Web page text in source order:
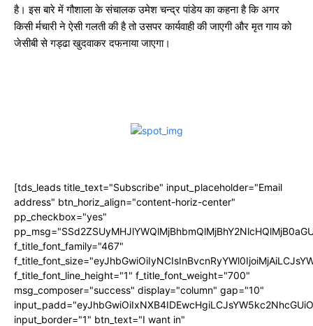
है। इस बारे में गौशाला के संचालक उमेश चन्द्र पांडेय का कहना है कि अगर
किसी र्मचारी ने ऐसी गलती की है तो उसपर कार्यवाही की जाएगी और मृत गाय को
जेसीबी से गड्ढा खुदवाकर दफनाया जाएगा।
[tds_leads title_text="Subscribe" input_placeholder="Email
address" btn_horiz_align="content-horiz-center"
pp_checkbox="yes"
f_title_font_family="467"
f_title_font_line_height="1" f_title_font_weight="700"
msg_composer="success" display="column" gap="10"
input_border="1" btn_text="I want in"